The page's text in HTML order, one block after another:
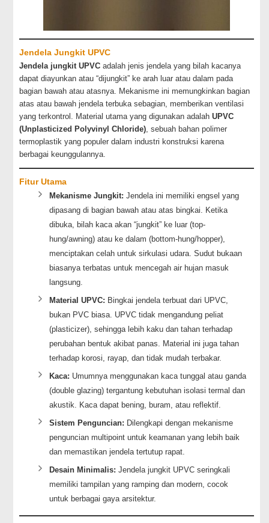
Jendela Jungkit UPVC
Jendela jungkit UPVC adalah jenis jendela yang bilah kacanya
dapat diayunkan atau “dijungkit” ke arah luar atau dalam pada
bagian bawah atau atasnya. Mekanisme ini memungkinkan bagian
atas atau bawah jendela terbuka sebagian, memberikan ventilasi
yang terkontrol. Material utama yang digunakan adalahUPVC
(Unplasticized Polyvinyl Chloride) , sebuah bahan polimer
termoplastik yang populer dalam industri konstruksi karena
berbagai keunggulannya.
Fitur Utama
Mekanisme Jungkit: Jendela ini memiliki engsel yang
dipasang di bagian bawah atau atas bingkai. Ketika
dibuka, bilah kaca akan “jungkit” ke luar (top-
hung/awning) atau ke dalam (bottom-hung/hopper),
menciptakan celah untuk sirkulasi udara. Sudut bukaan
biasanya terbatas untuk mencegah air hujan masuk
langsung.
Material UPVC: Bingkai jendela terbuat dari UPVC,
bukan PVC biasa. UPVC tidak mengandung peliat
(plasticizer), sehingga lebih kaku dan tahan terhadap
perubahan bentuk akibat panas. Material ini juga tahan
terhadap korosi, rayap, dan tidak mudah terbakar.
Kaca: Umumnya menggunakan kaca tunggal atau ganda
(double glazing) tergantung kebutuhan isolasi termal dan
akustik. Kaca dapat bening, buram, atau reflektif.
Sistem Penguncian: Dilengkapi dengan mekanisme
penguncian multipoint untuk keamanan yang lebih baik
dan memastikan jendela tertutup rapat.
Desain Minimalis: Jendela jungkit UPVC seringkali
memiliki tampilan yang ramping dan modern, cocok
untuk berbagai gaya arsitektur.